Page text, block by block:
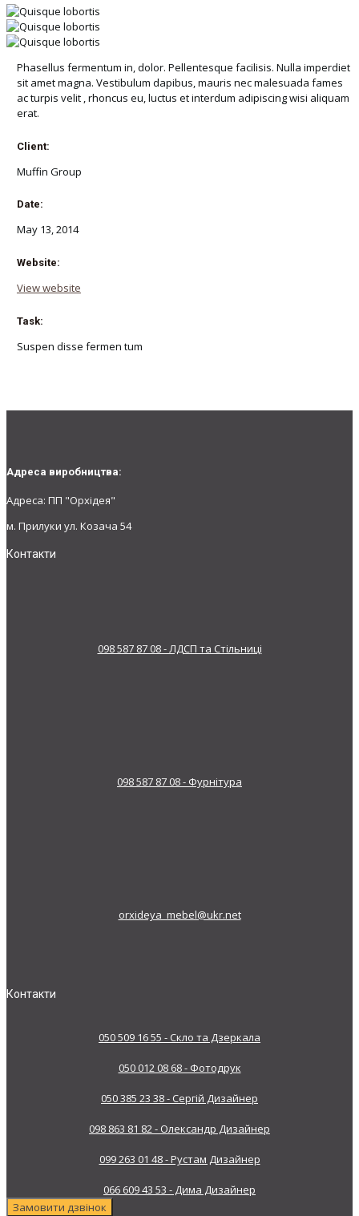
Phasellus fermentum in, dolor. Pellentesque facilisis. Nulla imperdiet
sit amet magna. Vestibulum dapibus, mauris nec malesuada fames
acturpis velit, rhoncus eu, luctus et interdum adipiscing wisi aliquam
erat.
Client:
Muffin Group
Date:
May 13, 2014
Website:
View website
Task:
Suspen disse fermen tum
Адреса виробництва:
Адреса: ПП "Орхідея"
м. Прилуки ул. Козача 54
Контакти
098 587 87 08 - ЛДСП та Стільниці
098 587 87 08 - Фурнітура
orxideya_mebel@ukr.net
Контакти
050 509 16 55 - Скло та Дзеркала
050 012 08 68 - Фотодрук
050 385 23 38 - Сергій Дизайнер
098 863 81 82 - Олександр Дизайнер
099 263 01 48 - Рустам Дизайнер
066 609 43 53 - Дима Дизайнер
Замовити дзвінок